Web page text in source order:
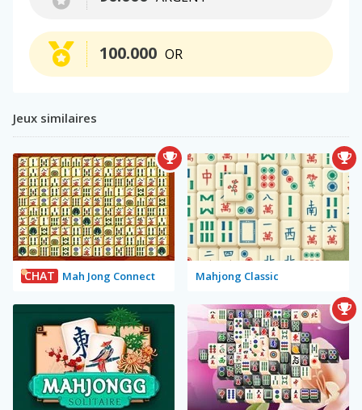
OR
100.000
Jeux similaires
CHAT Mah Jong Connect Mahjong Classic